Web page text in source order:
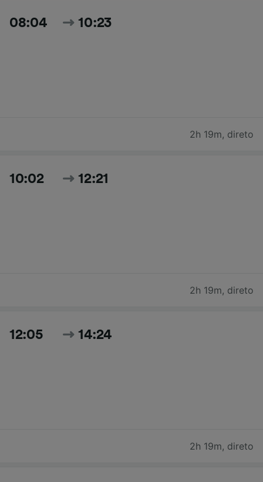
08:04 10:23
2h 19m, direto
10:02 12:21
2h 19m, direto
12:05 14:24
2h 19m, direto